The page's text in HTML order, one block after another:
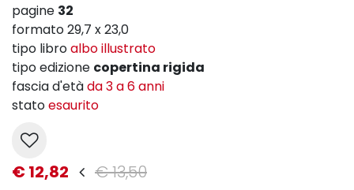
pagine 32
formato 29,7 x 23,0
tipo libroalbo illustrato
tipo edizione copertina rigida
fascia d'etàda 3 a 6 anni
statoesaurito
€ 12,82 € 13,50